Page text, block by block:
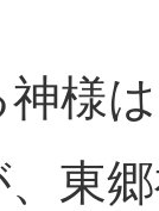
様
東